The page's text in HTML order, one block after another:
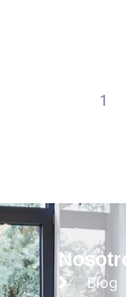
1
Blog